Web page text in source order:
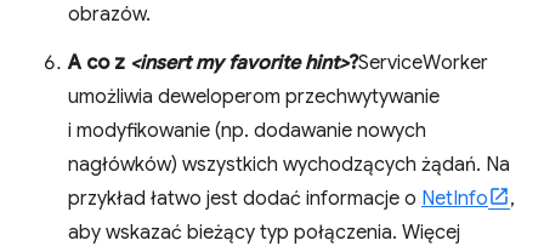
obrazów.
A co z <insert my favorite hint>?ServiceWorker
umożliwia deweloperom przechwytywanie
i modyfikowanie (np. dodawanie nowych
nagłówków) wszystkich wychodzących żądań. Na
przykład łatwo jest dodać informacje o NetInfo
,
aby wskazać bieżący typ połączenia. Więcej